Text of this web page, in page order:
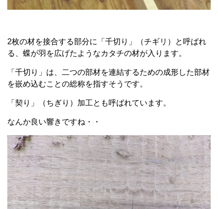
2枚の材を接合する部分に「千切り」（チギリ）と呼ばれ
る、蝶が羽を広げたようなカタチの材が入ります。
「千切り」は、二つの部材を連結するための成形した部材
を嵌め込むことの総称を指すそうです。
「契り」（ちぎり）加工とも呼ばれています。
なんか良い響きですね・・